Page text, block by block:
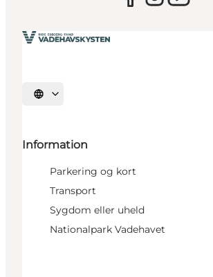
Vælg sprog
Information
Parkering og kort
Transport
Sygdom eller uheld
Nationalpark Vadehavet